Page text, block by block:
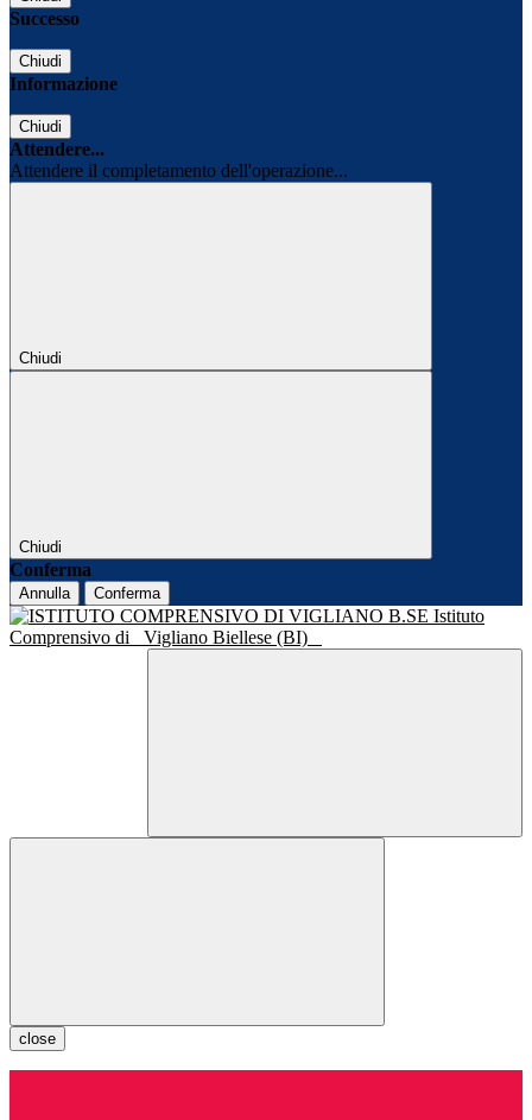
Successo
Chiudi
Informazione
Chiudi
Attendere...
Attendere il completamento dell'operazione...
Chiudi
Chiudi
Conferma
Annulla Conferma
Istituto
Comprensivo di
Vigliano Biellese (BI)
close